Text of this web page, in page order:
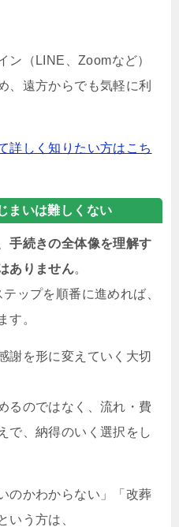
ン（LINE、Zoomなど）
、遠方からでも気軽に利
詳しく知りたい方はこち
まいは難しくない
手続きの全体像を理解す
ありません。
ップを順番に進めれば、
す。
謝を形に変えていく大切
るのではなく、流れ・費
で、納得のいく選択をし
のかわからない」「改葬
いう方は、